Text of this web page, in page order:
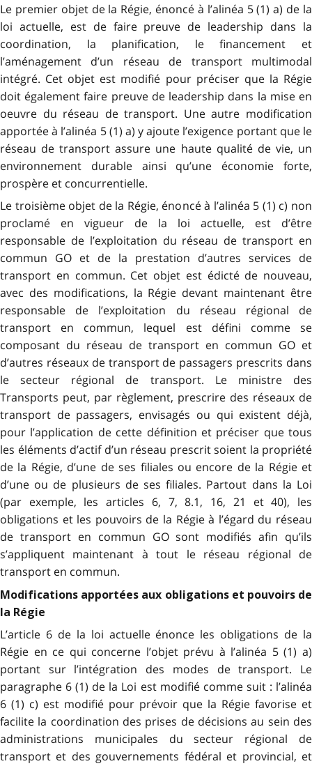
Le premier objet de la Régie, énoncé à l’alinéa 5 (1) a) de la
loi actuelle, est de faire preuve de leadership dans la
coordination, la planification, le financement et
l’aménagement d’un réseau de transport multimodal
intégré. Cet objet est modifié pour préciser que la Régie
doit également faire preuve de leadership dans la mise en
oeuvre du réseau de transport. Une autre modification
apportée à l’alinéa 5 (1) a) y ajoute l’exigence portant que le
réseau de transport assure une haute qualité de vie, un
environnement durable ainsi qu’une économie forte,
prospère et concurrentielle.
Le troisième objet de la Régie, énoncé à l’alinéa 5 (1) c) non
proclamé en vigueur de la loi actuelle, est d’être
responsable de l’exploitation du réseau de transport en
commun GO et de la prestation d’autres services de
transport en commun. Cet objet est édicté de nouveau,
avec des modifications, la Régie devant maintenant être
responsable de l’exploitation du réseau régional de
transport en commun, lequel est défini comme se
composant du réseau de transport en commun GO et
d’autres réseaux de transport de passagers prescrits dans
le secteur régional de transport. Le ministre des
Transports peut, par règlement, prescrire des réseaux de
transport de passagers, envisagés ou qui existent déjà,
pour l’application de cette définition et préciser que tous
les éléments d’actif d’un réseau prescrit soient la propriété
de la Régie, d’une de ses filiales ou encore de la Régie et
d’une ou de plusieurs de ses filiales. Partout dans la Loi
(par exemple, les articles 6, 7, 8.1, 16, 21 et 40), les
obligations et les pouvoirs de la Régie à l’égard du réseau
de transport en commun GO sont modifiés afin qu’ils
s’appliquent maintenant à tout le réseau régional de
transport en commun.
Modifications apportées aux obligations et pouvoirs de
la Régie
L’article 6 de la loi actuelle énonce les obligations de la
Régie en ce qui concerne l’objet prévu à l’alinéa 5 (1) a)
portant sur l’intégration des modes de transport. Le
paragraphe 6 (1) de la Loi est modifié comme suit : l’alinéa
6 (1) c) est modifié pour prévoir que la Régie favorise et
facilite la coordination des prises de décisions au sein des
administrations municipales du secteur régional de
transport et des gouvernements fédéral et provincial, et